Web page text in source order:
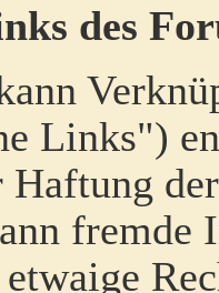
des
Links")
Haftung
fremde